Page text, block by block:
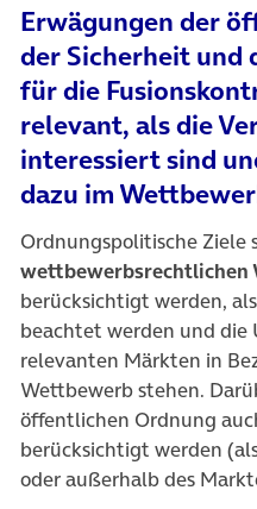
Erwägungen der
der Sicherheit und
für die
relevant, als die
interessiert sind
dazu im
Ordnungspolitische Ziele
wettbewerbsrechtlichen
berücksichtigt werden,
beachtet werden und die
relevanten Märkten in
Wettbewerb stehen.
öffentlichen Ordnung
berücksichtigt werden
oder außerhalb des